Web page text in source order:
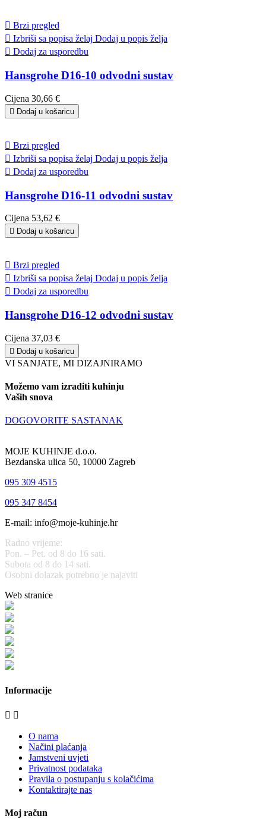
 Brzi pregled
 Izbriši sa popisa želaj Dodaj u popis želja
 Dodaj za usporedbu
Hansgrohe D16-10 odvodni sustav
Cijena 30,66 €
 Dodaj u košaricu
 Brzi pregled
 Izbriši sa popisa želaj Dodaj u popis želja
 Dodaj za usporedbu
Hansgrohe D16-11 odvodni sustav
Cijena 53,62 €
 Dodaj u košaricu
 Brzi pregled
 Izbriši sa popisa želaj Dodaj u popis želja
 Dodaj za usporedbu
Hansgrohe D16-12 odvodni sustav
Cijena 37,03 €
 Dodaj u košaricu
VI SANJATE, MI DIZAJNIRAMO
Možemo vam izraditi kuhinju
Vaših snova
DOGOVORITE SASTANAK
MOJE KUHINJE d.o.o.
Bezdanska ulica 50, 10000 Zagreb
095 309 4515
095 347 8454
E-mail: info@moje-kuhinje.hr
Radno vrijeme:
Pon. – Pet. od 8 do 16 sati.
Subota od 8 do 14 sati.
Osobni dolazak potrebno je najaviti
Web stranice
Informacije
 
O nama
Načini plaćanja
Jamstveni uvjeti
Privatnost podataka
Pravila o postupanju s kolačićima
Kontaktirajte nas
Moj račun